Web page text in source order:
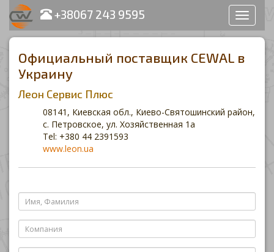
+38067 243 9595
сайта
Официальный поставщик CEWAL в
Украину
Леон Сервис Плюс
08141, Киевская обл., Киево-Святошинский район,
с. Петровское, ул. Хозяйственная 1а
Tel: +380 44 2391593
www.leon.ua
Имя,
Фамилия
Компания